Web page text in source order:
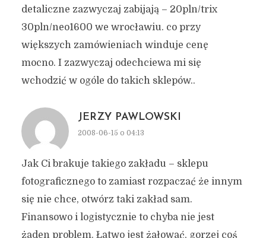
detaliczne zazwyczaj zabijają – 20pln/trix
30pln/neo1600 we wrocławiu. co przy
większych zamówieniach winduje cenę
mocno. I zazwyczaj odechciewa mi się
wchodzić w ogóle do takich sklepów..
JERZY PAWLOWSKI
2008-06-15 o 04:13
Jak Ci brakuje takiego zakładu – sklepu
fotograficznego to zamiast rozpaczać że innym
się nie chce, otwórz taki zakład sam.
Finansowo i logistycznie to chyba nie jest
żaden problem. Łatwo jest żałować, gorzej coś